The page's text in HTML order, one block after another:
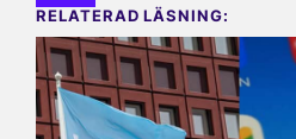
RELATERAD LÄSNING: